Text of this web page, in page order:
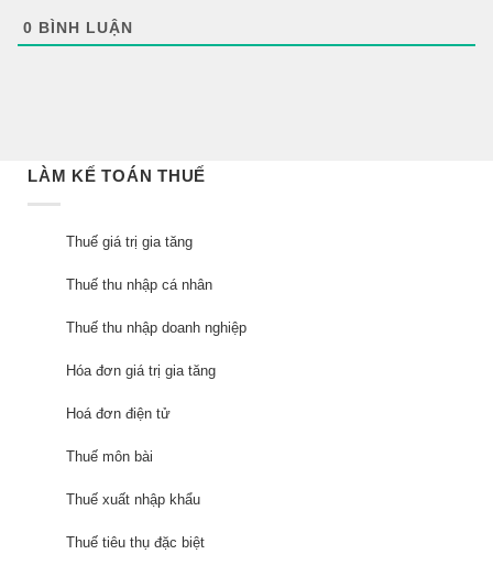
0 BÌNH LUẬN
LÀM KẾ TOÁN THUẾ
Thuế giá trị gia tăng
Thuế thu nhập cá nhân
Thuế thu nhập doanh nghiệp
Hóa đơn giá trị gia tăng
Hoá đơn điện tử
Thuế môn bài
Thuế xuất nhập khẩu
Thuế tiêu thụ đặc biệt